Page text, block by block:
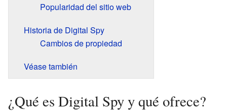
Popularidad del sitio web
Historia de Digital Spy
Cambios de propiedad
Véase también
¿Qué es Digital Spy y qué ofrece?